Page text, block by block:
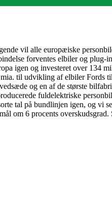
vil alle europæiske
forventes elbiler og
igen og investeret over 134
til udvikling af elbiler Fords
og en af de største
fuldelektriske
tal på bundlinjen igen, og
om 6 procents overskudsgrad.